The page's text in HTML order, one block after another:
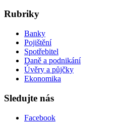
Rubriky
Banky
Pojištění
Spotřebitel
Daně a podnikání
Úvěry a půjčky
Ekonomika
Sledujte nás
Facebook